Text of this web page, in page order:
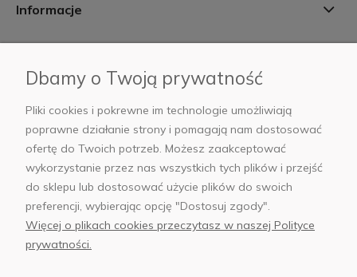
Informacje
AB Foto
sklep@abfoto.pl
+48 797 971 275
Dbamy o Twoją prywatność
Pliki cookies i pokrewne im technologie umożliwiają
poprawne działanie strony i pomagają nam dostosować
ofertę do Twoich potrzeb. Możesz zaakceptować
wykorzystanie przez nas wszystkich tych plików i przejść
do sklepu lub dostosować użycie plików do swoich
preferencji, wybierając opcję "Dostosuj zgody".
Więcej o plikach cookies przeczytasz w naszej Polityce
prywatności.